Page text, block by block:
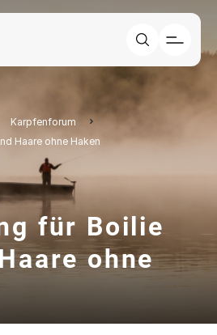
Karpfenforum
Haare ohne Haken
für Boilie
ohne